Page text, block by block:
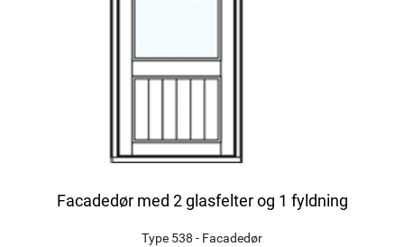
Facadedør med 2 glasfelter og 1 fyldning
Type 538 - Facadedør